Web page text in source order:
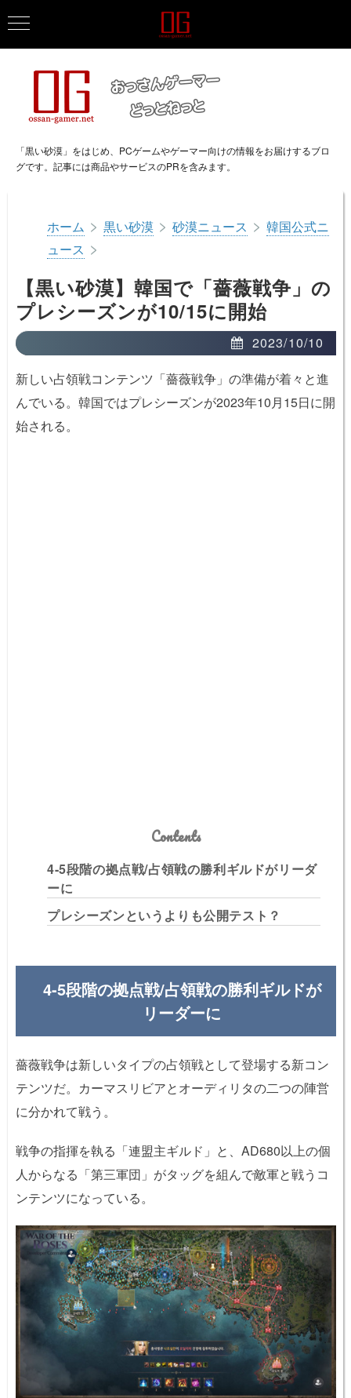
「黒い砂漠」をはじめ、PCゲームやゲーマー向けの情報をお届けするブロ
グです。記事には商品やサービスのPRを含みます。
ホーム > 黒い砂漠 > 砂漠ニュース > 韓国公式ニ
ュース >
【黒い砂漠】韓国で「薔薇戦争」の
プレシーズンが10/15に開始
2023/10/10
新しい占領戦コンテンツ「薔薇戦争」の準備が着々と進
んでいる。韓国ではプレシーズンが2023年10月15日に開
始される。
Contents
4-5段階の拠点戦/占領戦の勝利ギルドがリーダ
ーに
プレシーズンというよりも公開テスト？
4-5段階の拠点戦/占領戦の勝利ギルドが
リーダーに
薔薇戦争は新しいタイプの占領戦として登場する新コン
テンツだ。カーマスリビアとオーディリタの二つの陣営
に分かれて戦う。
戦争の指揮を執る「連盟主ギルド」と、AD680以上の個
人からなる「第三軍団」がタッグを組んで敵軍と戦うコ
ンテンツになっている。